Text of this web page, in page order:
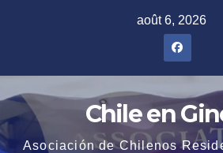
août 6, 2026
Chile en
Asociación de Chilenos